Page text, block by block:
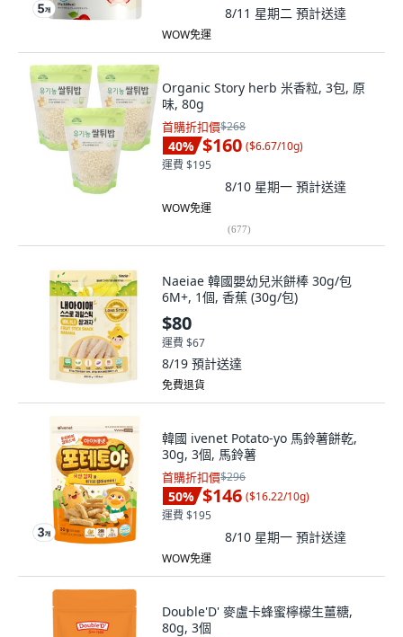
8/11 星期二 預計送達
WOW免運
Organic Story herb 米香粒, 3包, 原
味, 80g
首購折扣價$268
40% $160 ($6.67/10g)
運費 $195
8/10 星期一 預計送達
WOW免運
(677)
Naeiae 韓國嬰幼兒米餅棒 30g/包
6M+, 1個, 香蕉 (30g/包)
$80
運費 $67
8/19 預計送達
免費退貨
韓國 ivenet Potato-yo 馬鈴薯餅乾,
30g, 3個, 馬鈴薯
首購折扣價$296
50% $146 ($16.22/10g)
運費 $195
8/10 星期一 預計送達
WOW免運
Double'D' 麥盧卡蜂蜜檸檬生薑糖,
80g, 3個